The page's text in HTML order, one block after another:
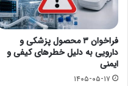
فراخوان ۳ محصول پزشکی و
دارویی به دلیل خطرهای کیفی و
ایمنی
۱۴۰۵-۰۵-۱۷